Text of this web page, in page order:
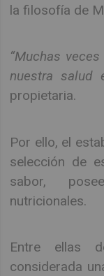
la filosofía de
“Muchas
nuestra salud
propietaria.
Por ello, el
selección de
sabor,
nutricionales.
Entre ellas
considerada